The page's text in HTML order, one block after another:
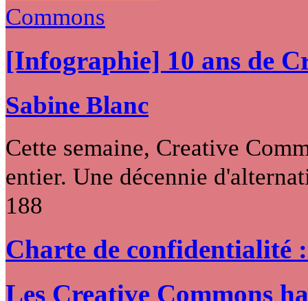
[Infographie] 10 ans de
Sabine Blanc
Cette semaine, Creative
entier. Une décennie
188
Charte de confidentialité
Les Creative Commons